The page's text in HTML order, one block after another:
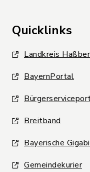
Quicklinks
Landkreis
BayernPortal
Breitband
Bayerische
Gemeindekurier